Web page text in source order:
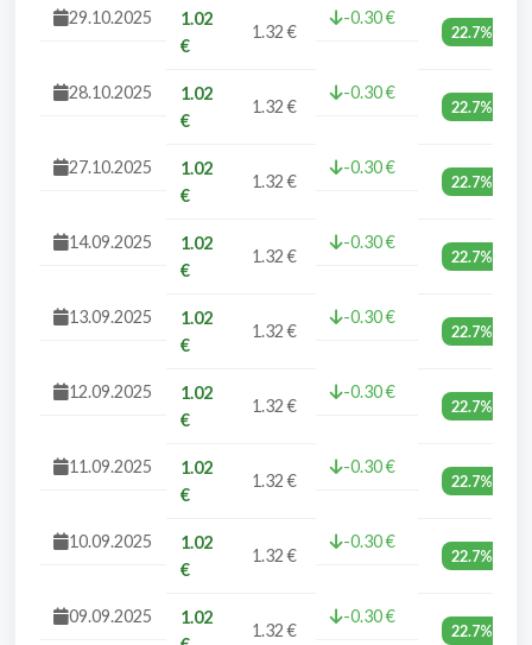
29.10.2025
1.02
€
1.32 €
-0.30 €
22.7%
28.10.2025
1.02
€
1.32 €
-0.30 €
22.7%
27.10.2025
1.02
€
1.32 €
-0.30 €
22.7%
14.09.2025
1.02
€
1.32 €
-0.30 €
22.7%
13.09.2025
1.02
€
1.32 €
-0.30 €
22.7%
12.09.2025
1.02
€
1.32 €
-0.30 €
22.7%
11.09.2025
1.02
€
1.32 €
-0.30 €
22.7%
10.09.2025
1.02
€
1.32 €
-0.30 €
22.7%
09.09.2025
1.02
1.32 €
-0.30 €
22.7%